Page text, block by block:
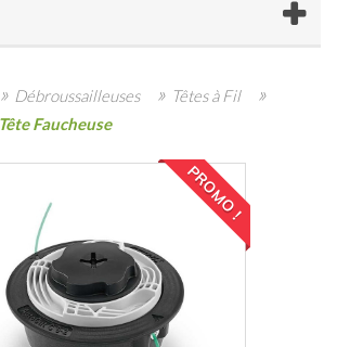
» Débroussailleuses » Têtes à Fil »
Faucheuse
PROMO !